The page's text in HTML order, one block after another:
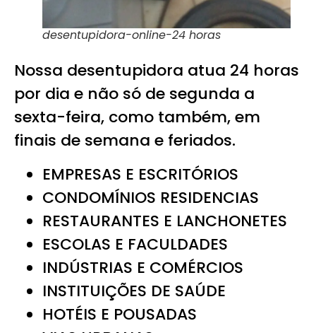
desentupidora-online-24 horas
Nossa desentupidora atua 24 horas
por dia e não só de segunda a
sexta-feira, como também, em
finais de semana e feriados.
EMPRESAS E ESCRITÓRIOS
CONDOMÍNIOS RESIDENCIAS
RESTAURANTES E LANCHONETES
ESCOLAS E FACULDADES
INDÚSTRIAS E COMÉRCIOS
INSTITUIÇÕES DE SAÚDE
HOTÉIS E POUSADAS